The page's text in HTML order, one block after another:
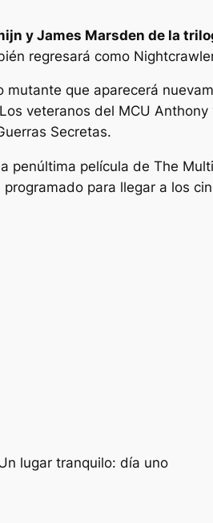
y James Marsden de la
regresará como
mutante que aparecerá
veteranos del MCU Anthony
Secretas.
penúltima película de The
programado para llegar a los